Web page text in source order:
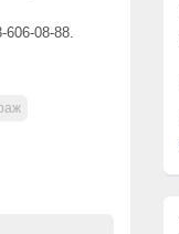
08-88.